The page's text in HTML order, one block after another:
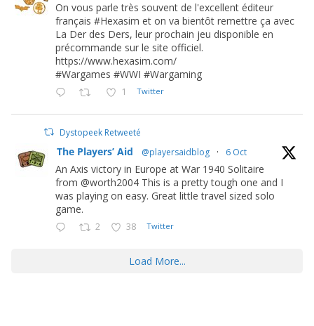
On vous parle très souvent de l'excellent éditeur
français #Hexasim et on va bientôt remettre ça avec
La Der des Ders, leur prochain jeu disponible en
précommande sur le site officiel.
https://www.hexasim.com/
#Wargames #WWI #Wargaming
1 Twitter
Dystopeek Retweeté
The Players’ Aid @playersaidblog · 6 Oct
An Axis victory in Europe at War 1940 Solitaire
from @worth2004 This is a pretty tough one and I
was playing on easy. Great little travel sized solo
game.
2 38 Twitter
Load More...